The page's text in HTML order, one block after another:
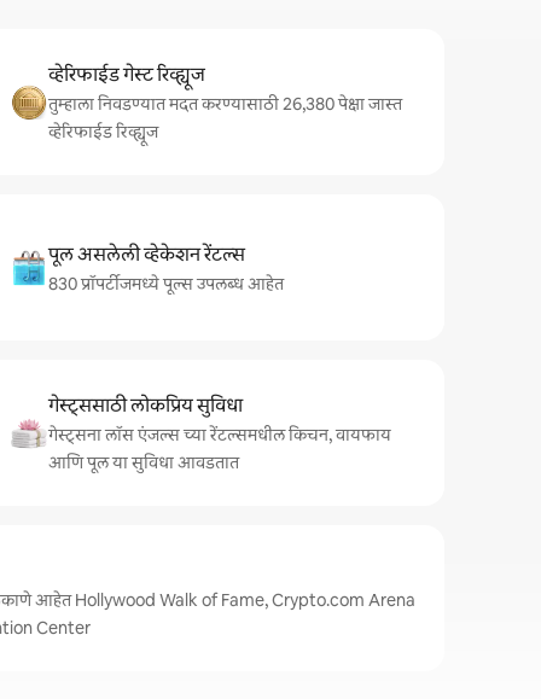
व्हेरिफाईड गेस्ट रिव्ह्यूज
तुम्हाला निवडण्यात मदत करण्यासाठी 26,380 पेक्षा जास्त
व्हेरिफाईड रिव्ह्यूज
पूल असलेली व्हेकेशन रेंटल्स
830 प्रॉपर्टीजमध्ये पूल्स उपलब्ध आहेत
गेस्ट्ससाठी लोकप्रिय सुविधा
गेस्ट्सना लॉस एंजल्स च्या रेंटल्समधील किचन, वायफाय
आणि पूल या सुविधा आवडतात
आहेत Hollywood Walk of Fame, Crypto.com Arena
Center